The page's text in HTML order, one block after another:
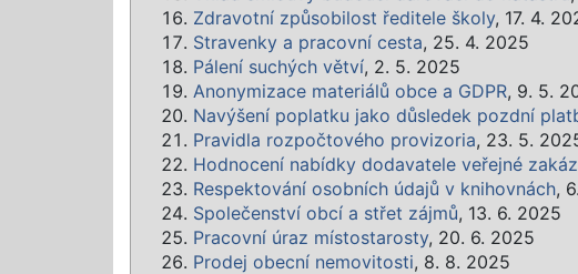
Zdravotní způsobilost ředitele školy, 17. 4.
Stravenky a pracovní cesta, 25. 4. 2025
Pálení suchých větví, 2. 5. 2025
Anonymizace materiálů obce a GDPR, 9. 5.
Navýšení poplatku jako důsledek pozdní
Pravidla rozpočtového provizoria, 23. 5.
Hodnocení nabídky dodavatele veřejné
Respektování osobních údajů v knihovnách,
Společenství obcí a střet zájmů, 13. 6. 2025
Pracovní úraz místostarosty, 20. 6. 2025
Prodej obecní nemovitosti, 8. 8. 2025